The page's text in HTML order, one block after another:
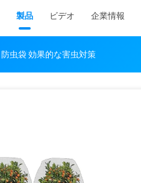
製品 ビデオ 企業情報
虫袋 効果的な害虫対策